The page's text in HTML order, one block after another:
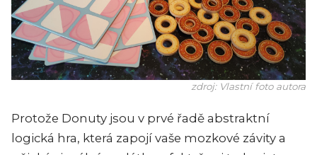
zdroj: Vlastní foto autora
Protože Donuty jsou v prvé řadě abstraktní
logická hra, která zapojí vaše mozkové závity a